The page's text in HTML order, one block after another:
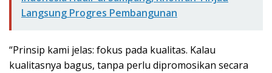
Langsung Progres Pembangunan
“Prinsip kami jelas: fokus pada kualitas. Kalau
kualitasnya bagus, tanpa perlu dipromosikan secara